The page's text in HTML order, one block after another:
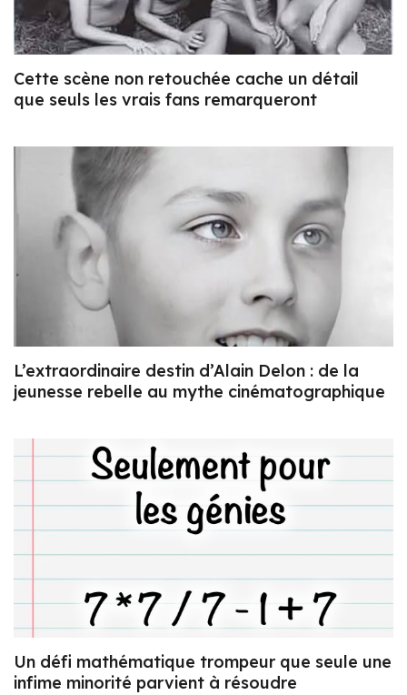
Cette scène non retouchée cache un détail
que seuls les vrais fans remarqueront
L’extraordinaire destin d’Alain Delon : de la
jeunesse rebelle au mythe cinématographique
Un défi mathématique trompeur que seule une
infime minorité parvient à résoudre